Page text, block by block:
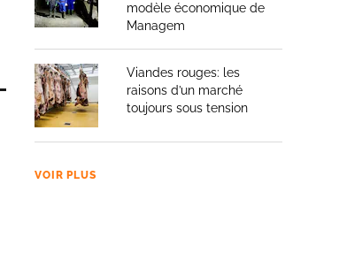
modèle économique de
Managem
Viandes rouges: les
raisons d’un marché
toujours sous tension
VOIR PLUS